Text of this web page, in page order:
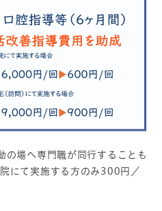
場へ専門職が同行することも
にて実施する方のみ300円／